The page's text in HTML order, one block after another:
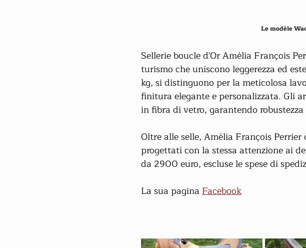
Le modèle
Sellerie boucle d'Or Amélia François
turismo che uniscono leggerezza ed
kg, si distinguono per la meticolosa
finitura elegante e personalizzata. Gli
in fibra di vetro, garantendo robustezza
Oltre alle selle, Amélia François
progettati con la stessa attenzione ai
da 2900 euro, escluse le spese di
La sua pagina Facebook